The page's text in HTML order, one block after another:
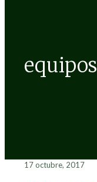
equipos
17 octubre, 2017